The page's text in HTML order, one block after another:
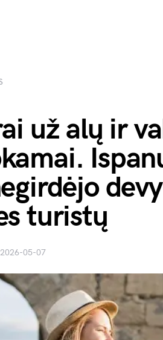
už alų ir
turistų
2026-05-07